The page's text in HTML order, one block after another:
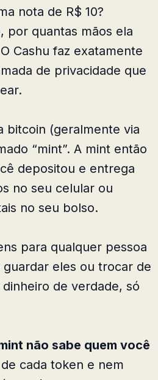
nota de R$ 10?
por quantas mãos ela
Cashu faz exatamente
de privacidade que
bitcoin (geralmente via
“mint”. A mint então
depositou e entrega
no seu celular ou
no seu bolso.
para qualquer pessoa
eles ou trocar de
de verdade, só
não sabe quem você
cada token e nem